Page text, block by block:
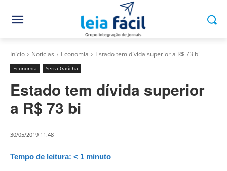
Início Notícias Economia Estado tem dívida superior a R$ 73 bi
Economia Serra Gaúcha
Estado tem dívida superior
a R$ 73 bi
30/05/2019 11:48
Tempo de leitura: < 1 minuto